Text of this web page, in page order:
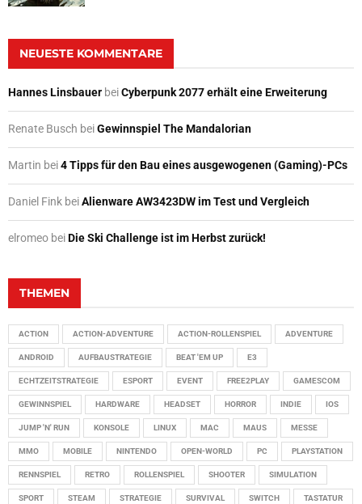
NEUESTE KOMMENTARE
Hannes Linsbauer beiCyberpunk 2077 erhält eine Erweiterung
Renate Busch beiGewinnspiel The Mandalorian
Martin bei4 Tipps für den Bau eines ausgewogenen (Gaming)-PCs
Daniel Fink beiAlienware AW3423DW im Test und Vergleich
elromeo beiDie Ski Challenge ist im Herbst zurück!
THEMEN
ACTION ACTION-ADVENTURE ACTION-ROLLENSPIEL ADVENTURE
ANDROID AUFBAUSTRATEGIE BEAT 'EM UP E3
ECHTZEITSTRATEGIE ESPORT EVENT FREE2PLAY GAMESCOM
GEWINNSPIEL HARDWARE HEADSET HORROR INDIE IOS
JUMP 'N' RUN KONSOLE LINUX MAC MAUS MESSE
MMO MOBILE NINTENDO OPEN-WORLD PC PLAYSTATION
RENNSPIEL RETRO ROLLENSPIEL SHOOTER SIMULATION
SPORT STEAM STRATEGIE SURVIVAL SWITCH TASTATUR